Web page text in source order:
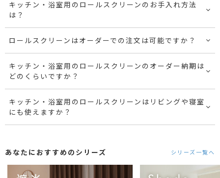
キッチン・浴室用のロールスクリーンのお手入れ方法
は？
ロールスクリーンはオーダーでの注文は可能ですか？
キッチン・浴室用のロールスクリーンのオーダー納期は
どのくらいですか？
キッチン・浴室用のロールスクリーンはリビングや寝室
にも使えますか？
あなたにおすすめのシリーズ シリーズ一覧へ